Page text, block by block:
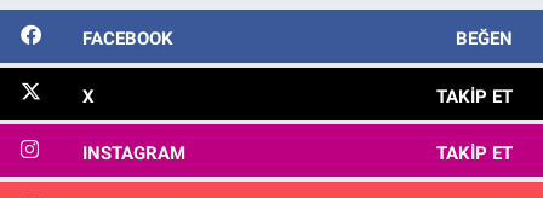
FACEBOOK BEĞEN
X TAKIP ET
INSTAGRAM TAKIP ET